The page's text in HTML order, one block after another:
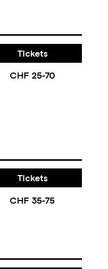
Tickets
CHF 25-70
Tickets
CHF 35-75